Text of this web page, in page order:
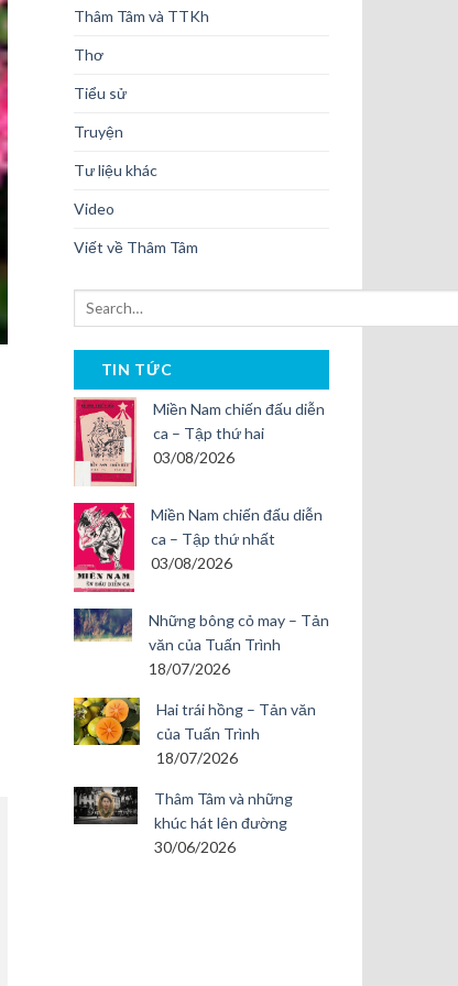
Thâm Tâm và TTKh
Thơ
Tiểu sử
Truyện
Tư liệu khác
Video
Viết về Thâm Tâm
TIN TỨC
Miền Nam chiến đấu diễn
ca – Tập thứ hai
03/08/2026
Miền Nam chiến đấu diễn
ca – Tập thứ nhất
03/08/2026
Những bông cỏ may – Tản
văn của Tuấn Trình
18/07/2026
Hai trái hồng – Tản văn
của Tuấn Trình
18/07/2026
Thâm Tâm và những
khúc hát lên đường
30/06/2026